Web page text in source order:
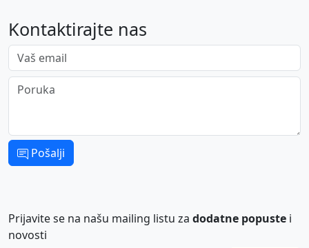
Kontaktirajte nas
Vaš email
Poruka
Pošalji
Prijavite se na našu mailing listu za dodatne popuste i
novosti